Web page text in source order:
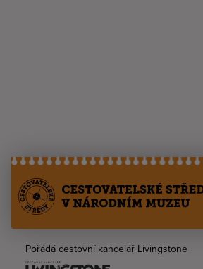
Pořádá cestovní kancelář Livingstone